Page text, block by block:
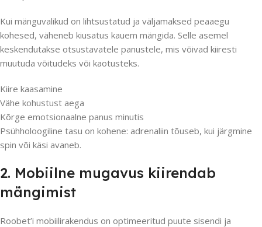
Kui mänguvalikud on lihtsustatud ja väljamaksed peaaegu
kohesed, väheneb kiusatus kauem mängida. Selle asemel
keskendutakse otsustavatele panustele, mis võivad kiiresti
muutuda võitudeks või kaotusteks.
Kiire kaasamine
Vähe kohustust aega
Kõrge emotsionaalne panus minutis
Psühholoogiline tasu on kohene: adrenaliin tõuseb, kui järgmine
spin või käsi avaneb.
2. Mobiilne mugavus kiirendab
mängimist
Roobet’i mobiilirakendus on optimeeritud puute sisendi ja